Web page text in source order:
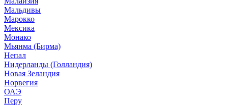
Мальдивы
Марокко
Мексика
Монако
Мьянма (Бирма)
Непал
Нидерланды (Голландия)
Новая Зеландия
Норвегия
ОАЭ
Перу